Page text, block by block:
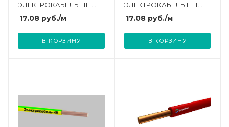
ЭЛЕКТРОКАБЕЛЬ НН
000008219
17.08 руб./м
В КОРЗИНУ
ЭЛЕКТРОКАБЕЛЬ НН
000008247
17.08руб./м
В КОРЗИНУ